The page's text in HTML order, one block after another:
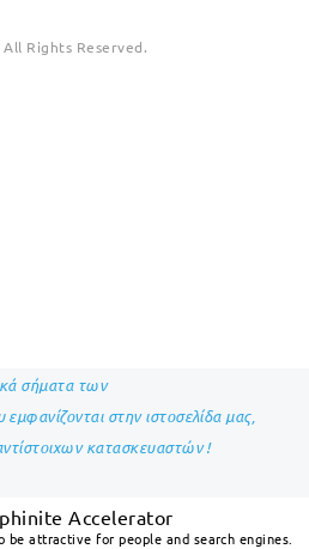
Rights Reserved.
σήματα των
στην ιστοσελίδα μας,
κατασκευαστών !
Accelerator
be attractive for people and search engines.